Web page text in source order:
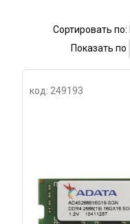
Сортировать по:
Показать по
код: 249193